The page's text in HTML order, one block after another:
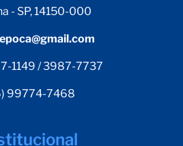
- SP, 14150-000
1149 / 3987-7737
99774-7468